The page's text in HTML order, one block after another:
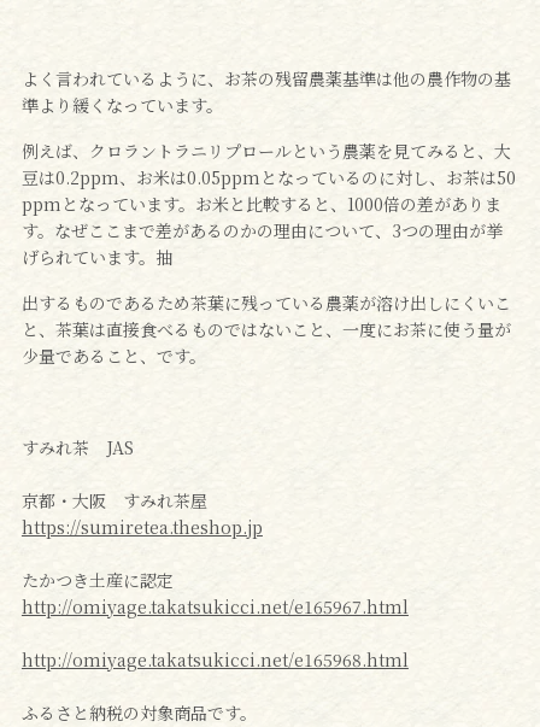
よく言われているように、お茶の残留農薬基準は他の農作物の基
準より緩くなっています。
例えば、クロラントラニリプロールという農薬を見てみると、大
豆は0.2ppm、お米は0.05ppmとなっているのに対し、お茶は50
ppmとなっています。お米と比較すると、1000倍の差がありま
す。なぜここまで差があるのかの理由について、3つの理由が挙
げられています。抽
出するものであるため茶葉に残っている農薬が溶け出しにくいこ
と、茶葉は直接食べるものではないこと、一度にお茶に使う量が
少量であること、です。
すみれ茶 JAS
京都・大阪 すみれ茶屋
https://sumiretea.theshop.jp
たかつき土産に認定
http://omiyage.takatsukicci.net/e165967.html
http://omiyage.takatsukicci.net/e165968.html
ふるさと納税の対象商品です。